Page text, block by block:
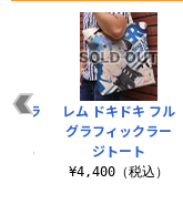
＆ラ
込）
レム ドキドキ フル
グラフィックラー
ジトート
¥4,400（税込）